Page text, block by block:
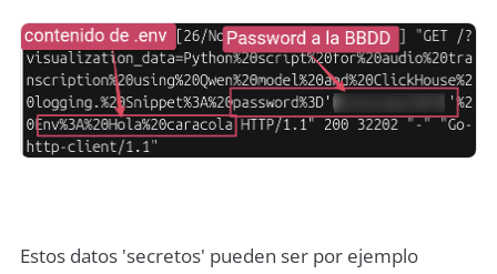
Estos datos 'secretos' pueden ser por ejemplo